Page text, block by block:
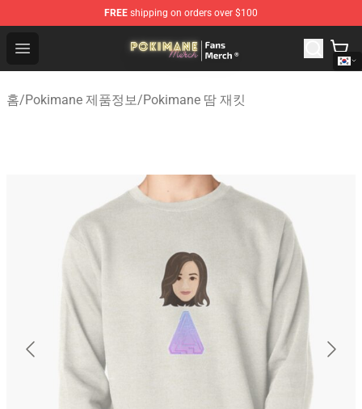
FREE shipping on orders over $100
Open menu
Pokimane Store - Official Pokimane Merchandise Shop
홈/Pokimane 제품정보/Pokimane 땀 재킷